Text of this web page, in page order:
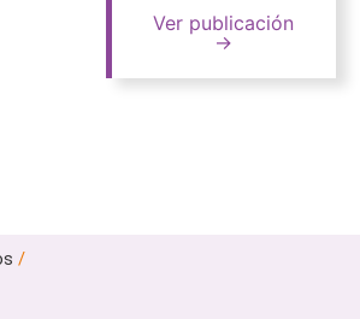
Ver publicación
→
/